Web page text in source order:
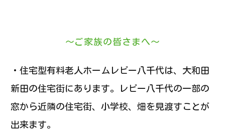
～ご家族の皆さまへ～
・住宅型有料老人ホームレビー八千代は、大和田
新田の住宅街にあります。レビー八千代の一部の
窓から近隣の住宅街、小学校、畑を見渡すことが
出来ます。